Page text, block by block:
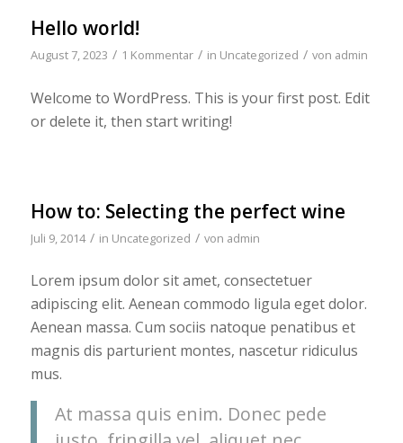
Hello world!
August 7, 2023 / 1 Kommentar / in Uncategorized / von admin
Welcome to WordPress. This is your first post. Edit
or delete it, then start writing!
How to: Selecting the perfect wine
Juli 9, 2014 / in Uncategorized / von admin
Lorem ipsum dolor sit amet, consectetuer
adipiscing elit. Aenean commodo ligula eget dolor.
Aenean massa. Cum sociis natoque penatibus et
magnis dis parturient montes, nascetur ridiculus
mus.
At massa quis enim. Donec pede